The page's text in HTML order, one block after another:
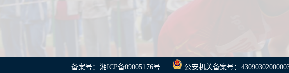
备案号：湘ICP备09005176号 公安机关备案号：